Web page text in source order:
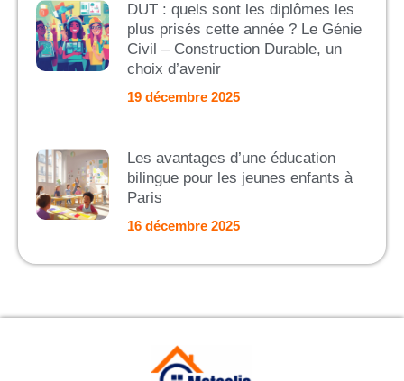
DUT : quels sont les diplômes les
plus prisés cette année ? Le Génie
Civil – Construction Durable, un
choix d’avenir
19 décembre 2025
Les avantages d’une éducation
bilingue pour les jeunes enfants à
Paris
16 décembre 2025